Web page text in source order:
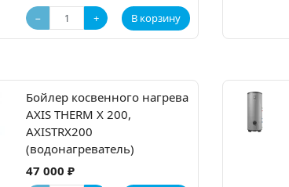
− + В корзину
Бойлер косвенного нагрева
AXIS THERM X 200,
AXISTRX200
(водонагреватель)
47 000 ₽